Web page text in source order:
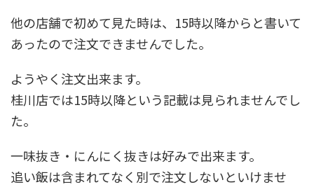
他の店舗で初めて見た時は、15時以降からと書いて
あったので注文できませんでした。
ようやく注文出来ます。
桂川店では15時以降という記載は見られませんでし
た。
一味抜き・にんにく抜きは好みで出来ます。
追い飯は含まれてなく別で注文しないといけませ